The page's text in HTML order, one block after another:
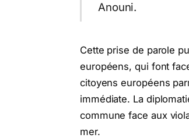
Anouni.
Cette prise de parole
européens, qui font
citoyens européens
immédiate. La
commune face aux
mer.